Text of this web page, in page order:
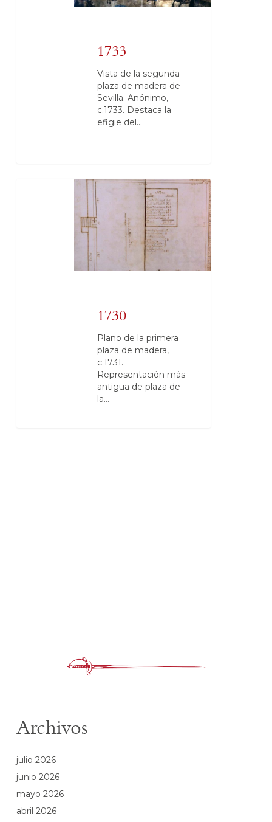
1733
Vista de la segunda
plaza de madera de
Sevilla. Anónimo,
c.1733. Destaca la
efigie del…
1730
Plano de la primera
plaza de madera,
c.1731.
Representación más
antigua de plaza de
la…
Archivos
julio 2026
junio 2026
mayo 2026
abril 2026